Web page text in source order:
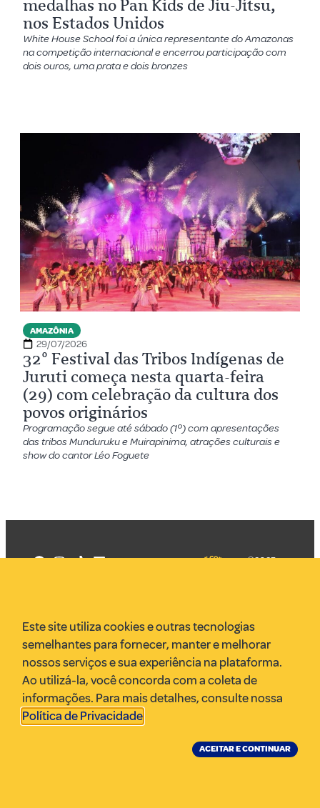
medalhas no Pan Kids de Jiu-Jítsu,
nos Estados Unidos
White House School foi a única representante do Amazonas
na competição internacional e encerrou participação com
dois ouros, uma prata e dois bronzes
AMAZÔNIA
29/07/2026
32º Festival das Tribos Indígenas de
Juruti começa nesta quarta-feira
(29) com celebração da cultura dos
povos originários
Programação segue até sábado (1º) com apresentações
das tribos Munduruku e Muirapinima, atrações culturais e
show do cantor Léo Foguete
VR Assessoria
Parcerias
Envie uma pauta
Anuncie
©2025
Este site utiliza cookies e outras tecnologias
semelhantes para fornecer, manter e melhorar
nossos serviços e sua experiência na plataforma.
Ao utilizá-la, você concorda com a coleta de
informações. Para mais detalhes, consulte nossa
Política de Privacidade.
ACEITAR E CONTINUAR